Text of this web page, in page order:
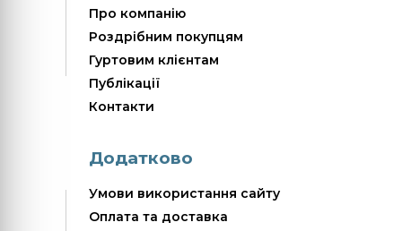
Про компанію
Роздрібним покупцям
Гуртовим клієнтам
Публікації
Контакти
Додатково
Умови використання сайту
Оплата та доставка